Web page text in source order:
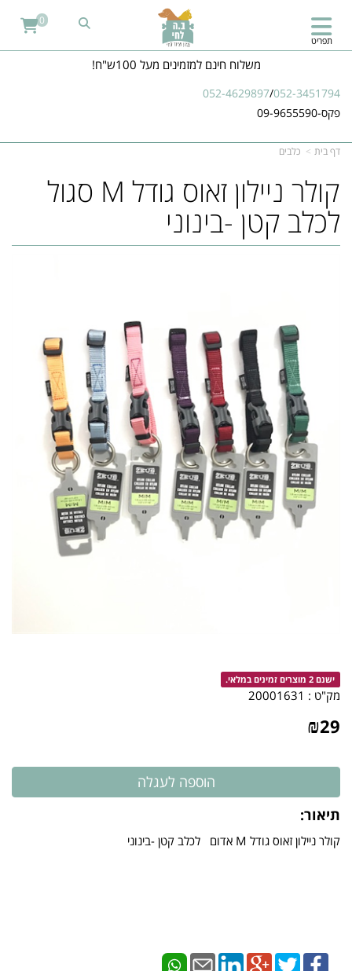
משלוח חינם למזמינים מעל 100ש"ח!
052-4629897/052-3451794
פקס-09-9655590
תפריט
0
דף בית כלבים
​קולר ניילון זאוס גודל M סגול
לכלב קטן -בינוני
ישנם 2 מוצרים זמינים במלאי.
מק"ט : 20001631
₪29
תיאור:
​קולר ניילון זאוס גודל M אדום לכלב קטן -בינוני